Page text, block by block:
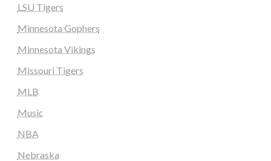
LSU Tigers
Minnesota Gophers
Minnesota Vikings
Missouri Tigers
MLB
Music
NBA
Nebraska